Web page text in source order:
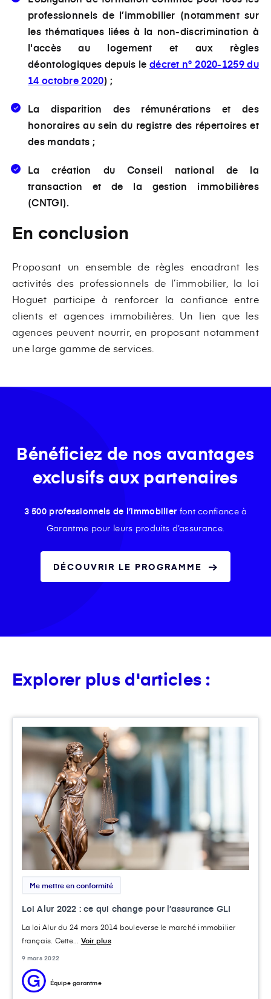
professionnels de l’immobilier (notamment sur
les thématiques liées à la non-discrimination à
l'accès au logement et aux règles
déontologiques depuis le décret n° 2020-1259 du
14 octobre 2020) ;
La disparition des rémunérations et des
honoraires au sein du registre des répertoires et
des mandats ;
La création du Conseil national de la
transaction et de la gestion immobilières
(CNTGI).
En conclusion
Proposant un ensemble de règles encadrant les
activités des professionnels de l’immobilier, la loi
Hoguet participe à renforcer la confiance entre
clients et agences immobilières. Un lien que les
agences peuvent nourrir, en proposant notamment
une large gamme de services.
Bénéficiez de nos avantages
exclusifs aux partenaires
3 500 professionnels de l’immobilier font confiance à
Garantme pour leurs produits d’assurance.
DÉCOUVRIR LE PROGRAMME
Explorer plus d'articles :
Me mettre en conformité
Loi Alur 2022 : ce qui change pour l’assurance GLI
La loi Alur du 24 mars 2014 bouleverse le marché immobilier
français. Cette... Voir plus
9 mars 2022
Équipe garantme